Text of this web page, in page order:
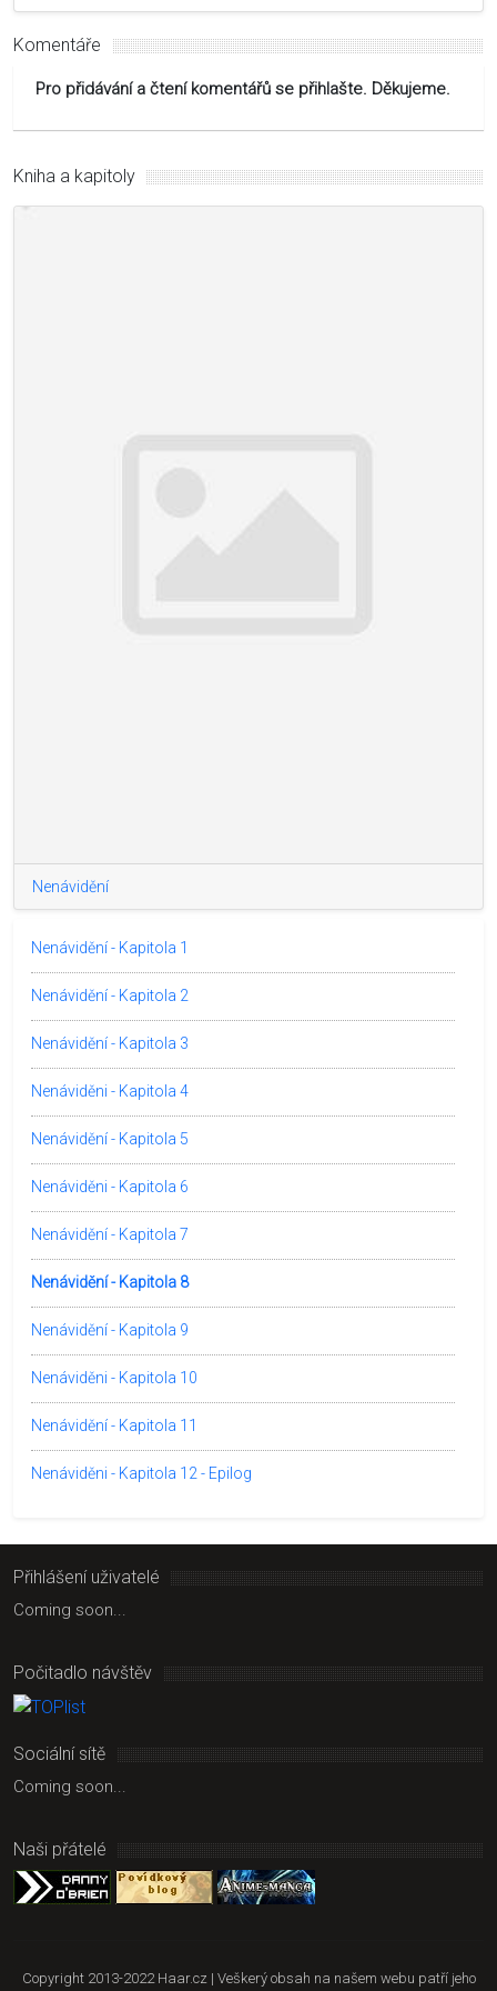
Komentáře
Pro přidávání a čtení komentářů se přihlašte. Děkujeme.
Kniha a kapitoly
Nenávidění
Nenávidění - Kapitola 1
Nenávidění - Kapitola 2
Nenávidění - Kapitola 3
Nenáviděni - Kapitola 4
Nenávidění - Kapitola 5
Nenáviděni - Kapitola 6
Nenávidění - Kapitola 7
Nenávidění - Kapitola 8
Nenávidění - Kapitola 9
Nenáviděni - Kapitola 10
Nenávidění - Kapitola 11
Nenáviděni - Kapitola 12 - Epilog
Přihlášení uživatelé
Coming soon...
Počitadlo návštěv
Sociální sítě
Coming soon...
Naši přátelé
Copyright 2013-2022 Haar.cz | Veškerý obsah na našem webu patří jeho